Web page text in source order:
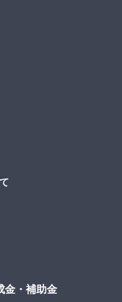
金・補助金